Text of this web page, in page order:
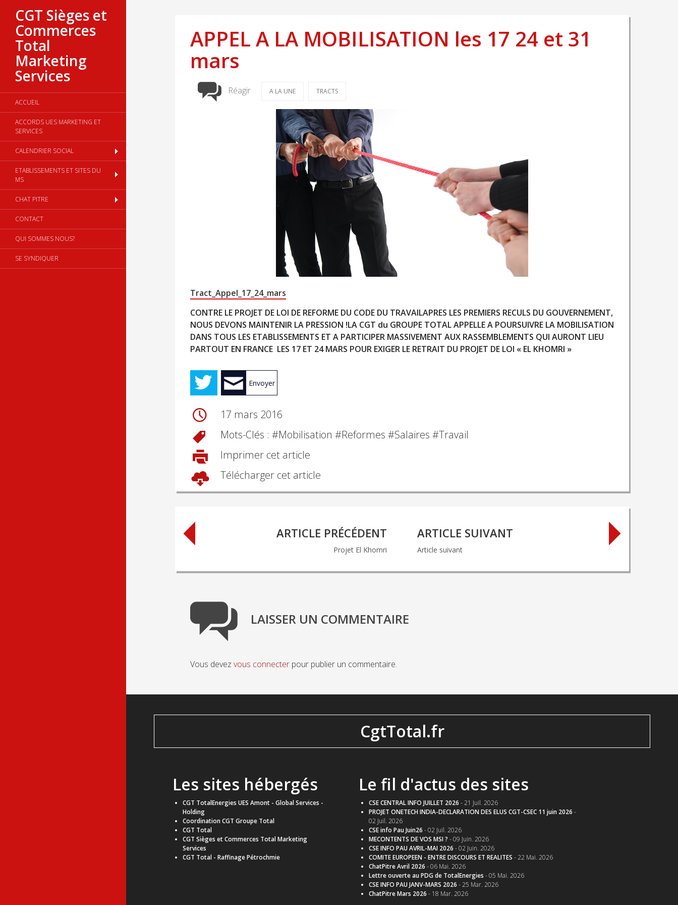
CGT Sièges et
Commerces
Total
Marketing
Services
ACCUEIL
ACCORDS UES MARKETING ET
SERVICES
CALENDRIER SOCIAL
ETABLISSEMENTS ET SITES DU
MS
CHAT PITRE
CONTACT
QUI SOMMES NOUS?
SE SYNDIQUER
APPEL A LA MOBILISATION les 17 24 et 31
mars
Réagir A LA UNE TRACTS
Tract_Appel_17_24_mars
CONTRE LE PROJET DE LOI DE REFORME DU CODE DU TRAVAILAPRES LES PREMIERS RECULS DU GOUVERNEMENT,
NOUS DEVONS MAINTENIR LA PRESSION !LA CGT du GROUPE TOTAL APPELLE A POURSUIVRE LA MOBILISATION
DANS TOUS LES ETABLISSEMENTS ET A PARTICIPER MASSIVEMENT AUX RASSEMBLEMENTS QUI AURONT LIEU
PARTOUT EN FRANCE LES 17 ET 24 MARS POUR EXIGER LE RETRAIT DU PROJET DE LOI « EL KHOMRI »
Envoyer
17 mars 2016
Mots-Clés : #Mobilisation #Reformes #Salaires #Travail
Imprimer cet article
Télécharger cet article
Post
navigation
ARTICLE PRÉCÉDENT
Projet El Khomri
ARTICLE SUIVANT
Article suivant
LAISSER UN COMMENTAIRE
Vous devez vous connecter pour publier un commentaire.
CgtTotal.fr
Les sites hébergés
CGT TotalEnergies UES Amont - Global Services -
Holding
Coordination CGT Groupe Total
CGT Total
CGT Sièges et Commerces Total Marketing
Services
CGT Total - Raffinage Pétrochmie
Le fil d'actus des sites
CSE CENTRAL INFO JUILLET 2026 - 21 Juil. 2026
PROJET ONETECH INDIA-DECLARATION DES ELUS CGT-CSEC 11 juin 2026 -
02 Juil. 2026
CSE info Pau Juin26 - 02 Juil. 2026
MECONTENTS DE VOS MSI ? - 09 Juin. 2026
CSE INFO PAU AVRIL-MAI 2026 - 02 Juin. 2026
COMITE EUROPEEN - ENTRE DISCOURS ET REALITES - 22 Mai. 2026
ChatPitre Avril 2026 - 06 Mai. 2026
Lettre ouverte au PDG de TotalEnergies - 05 Mai. 2026
CSE INFO PAU JANV-MARS 2026 - 25 Mar. 2026
ChatPitre Mars 2026 - 18 Mar. 2026